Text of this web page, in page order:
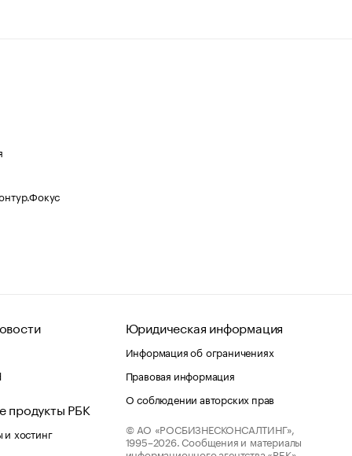
продукты РБК
хостинг
Юридическая информация
Информация об ограничениях
Правовая информация
О соблюдении авторских прав
© АО «РОСБИЗНЕСКОНСАЛТИНГ»,
1995–2026. Сообщения и материалы